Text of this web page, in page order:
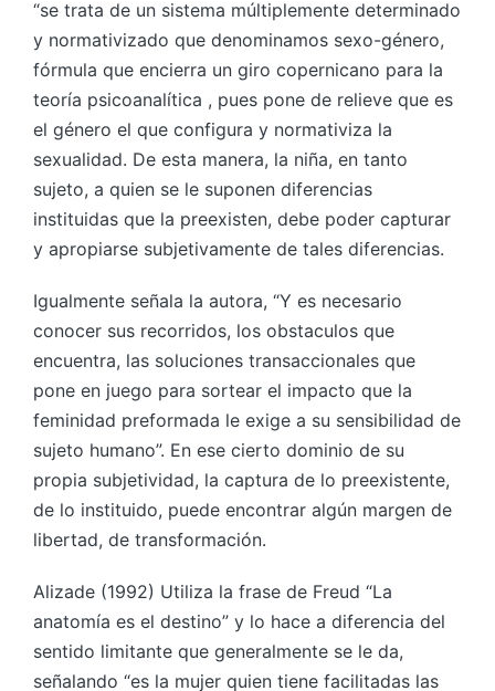
“se trata de un sistema múltiplemente determinado
y normativizado que denominamos sexo-género,
fórmula que encierra un giro copernicano para la
teoría psicoanalítica , pues pone de relieve que es
el género el que configura y normativiza la
sexualidad. De esta manera, la niña, en tanto
sujeto, a quien se le suponen diferencias
instituidas que la preexisten, debe poder capturar
y apropiarse subjetivamente de tales diferencias.
Igualmente señala la autora, “Y es necesario
conocer sus recorridos, los obstaculos que
encuentra, las soluciones transaccionales que
pone en juego para sortear el impacto que la
feminidad preformada le exige a su sensibilidad de
sujeto humano”. En ese cierto dominio de su
propia subjetividad, la captura de lo preexistente,
de lo instituido, puede encontrar algún margen de
libertad, de transformación.
Alizade (1992) Utiliza la frase de Freud “La
anatomía es el destino” y lo hace a diferencia del
sentido limitante que generalmente se le da,
señalando “es la mujer quien tiene facilitadas las